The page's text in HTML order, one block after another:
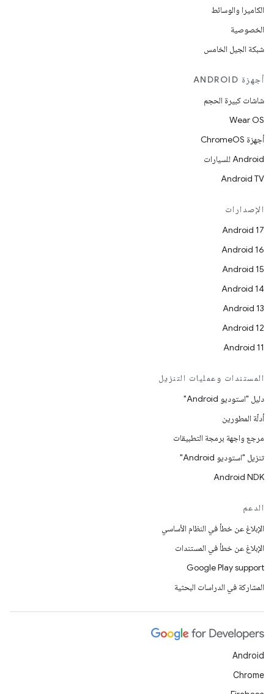
الكاميرا والوسائط
الخصوصية
شبكة الجيل الخامس
أجهزة ANDROID
شاشات كبيرة الحجم
Wear OS
أجهزة ChromeOS
Android للسيارات
Android TV
الإصدارات
Android 17
Android 16
Android 15
Android 14
Android 13
Android 12
Android 11
المستندات وعمليات التنزيل
دليل "استوديو Android"
أدلّة المطورين
مرجع واجهة برمجة التطبيقات
تنزيل "استوديو Android"
Android NDK
الدعم
الإبلاغ عن خطأ في النظام الأساسي
الإبلاغ عن خطأ في المستندات
Google Play support
المشاركة في الدراسات البحثية
Android
Chrome